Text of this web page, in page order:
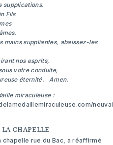
supplications.
Fils
mains suppliantes, abaissez-les
nos esprits,
votre conduite,
éternité. Amen.
miraculeuse :
LA CHAPELLE
chapelle rue du Bac, a réaffirmé